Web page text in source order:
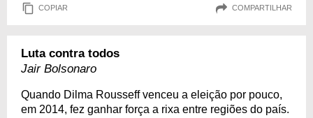
COPIAR COMPARTILHAR
Luta contra todos
Jair Bolsonaro
Quando Dilma Rousseff venceu a eleição por pouco,
em 2014, fez ganhar força a rixa entre regiões do país.